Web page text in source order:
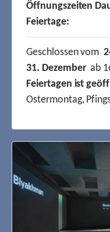
Öffnungszeiten
Feiertage:
Geschlossen vom
31. Dezemberab
Feiertagen ist
Ostermontag,